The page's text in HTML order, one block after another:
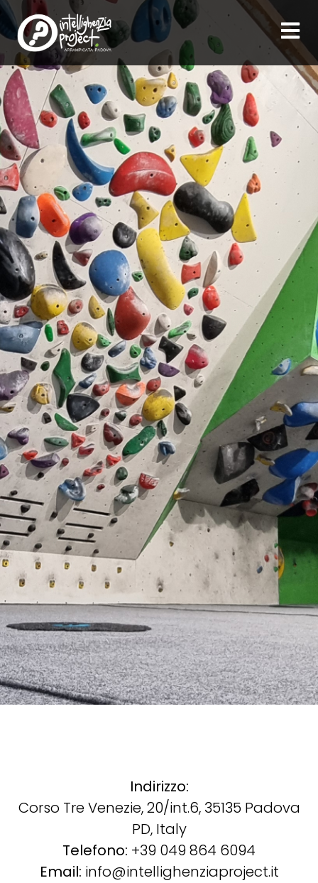
contenuto
Indirizzo:
Corso Tre Venezie, 20/int.6, 35135 Padova
PD, Italy
Telefono: +39 049 864 6094
Email: info@intellighenziaproject.it